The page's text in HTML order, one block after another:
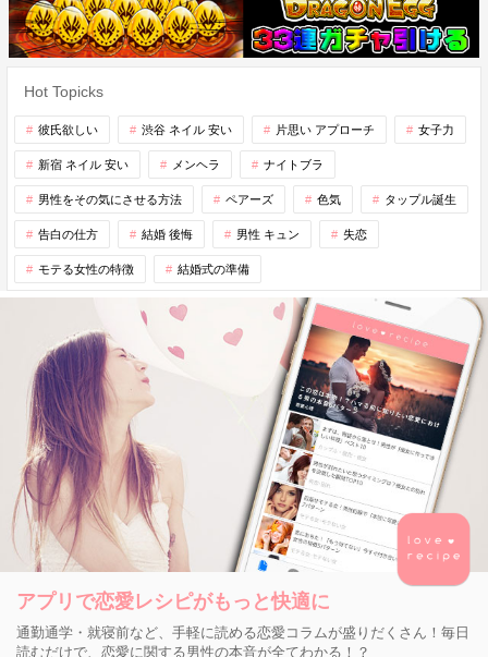
Hot Topicks
彼氏欲しい 渋谷 ネイル 安い 片思い アプローチ 女子力
新宿 ネイル 安い メンヘラ ナイトブラ
男性をその気にさせる方法 ペアーズ 色気 タップル誕生
告白の仕方 結婚 後悔 男性 キュン 失恋
モテる女性の特徴 結婚式の準備
アプリで恋愛レシピがもっと快適に
通勤通学・就寝前など、手軽に読める恋愛コラムが盛りだくさん！毎日
読むだけで、恋愛に関する男性の本音が全てわかる！？